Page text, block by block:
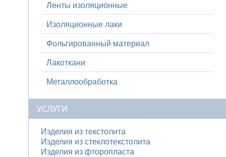
Ленты изоляционные
Изоляционные лаки
Фольгированный материал
Лакоткани
Металлообработка
УСЛУГИ
Изделия из текстолита
Изделия из стеклотекстолита
Изделия из фторопласта